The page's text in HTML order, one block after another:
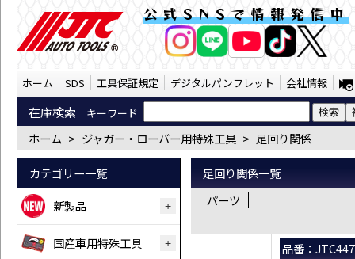
ジャガー・ローバー用特殊工具
公式SNSで情報発信中
ホーム SDS 工具保証規定 デジタルパンフレット 会社情報
在庫検索 キーワード
ホーム > ジャガー・ローバー用特殊工具 > 足回り関係
カテゴリー一覧
新製品
国産車用特殊工具
足回り関係一覧
パーツ
品番：
AI商品コンシェルジ
オンライン